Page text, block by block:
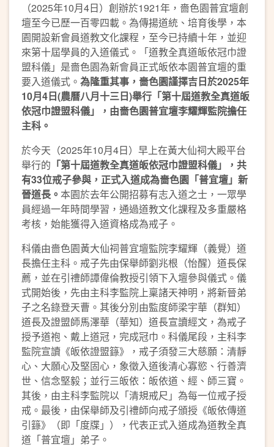
（2025年10月4日）創辦於1921年，嗇色園普宜壇創
壇至今已歷一百零四載。為傳揚道統、培育後學，本
園開設新會員道教文化課程，至今已持續十年，並迎
來第十屆學員的入道儀式。「道教全真道皈依冠巾證
盟科儀」是嗇色園為新會員正式皈依本園普宜壇的重
要入道儀式。 為隆重其事，嗇色園謹擇吉日於2025年
10月4日(農曆八月十三日)舉行「第十屆道教全真道皈
依冠巾證盟科儀」，由嗇色園普宜壇李耀輝監院擔任
主科。
於今天（2025年10月4日）早上在黃大仙祠大殿平台
舉行的 「第十屆道教全真道皈依冠巾證盟科儀」，共
有33位戒子參與，正式入道成為嗇色園「普宜壇」新
晉道長。 本園於去年公開招募有志入道之士，一眾學
員經過一年時間學習，通過道教文化課程及多重嚴格
考核，始能獲得入道資格成為戒子。
科儀由嗇色園黃大仙祠普宜壇監院李耀輝（義覺）道
長擔任主科。戒子先由保舉師劉兆根（怡醒）道長保
薦，並在引禮師譚偉倫教授引領下入壇參與儀式。儀
式開始後，先由主科李監院上稟諸天神明，將新晉弟
子之名錄登天曹。其後分別由監度師梁宇華（群知）
道長及證盟師馬澤華（華知）道長宣讀經文，為戒子
授予道袍、戴上道冠，完成冠巾。科儀尾段，主科李
監院宣讀《皈依證盟籙》，戒子須發三大慈願：清靜
心、大願心及堅固心，象徵入道後清心寡慾、行善濟
世、信念堅毅；並行三皈依：皈依道、經、師三寶。
其後，由主科李監院以「清規戒尺」為每一位戒子授
戒。最後，由保舉師及引禮師向戒子頒授《皈依傳道
引籙》（即「度牒」），代表正式入道成為道教全真
道「普宜壇」弟子。